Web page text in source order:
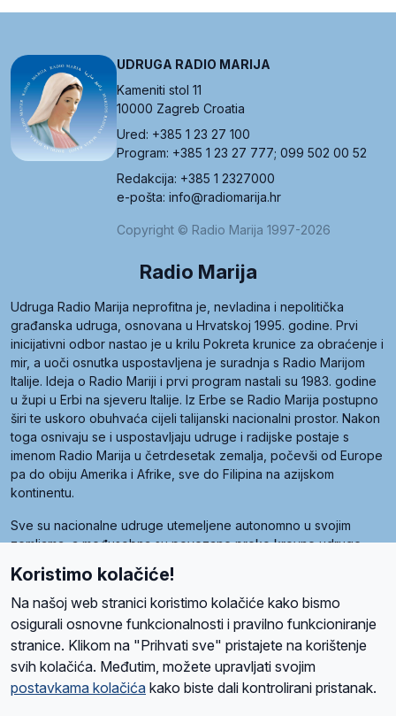
UDRUGA RADIO MARIJA
Kameniti stol 11
10000 Zagreb Croatia
Ured: +385 1 23 27 100
Program: +385 1 23 27 777; 099 502 00 52
Redakcija: +385 1 2327000
e-pošta: info@radiomarija.hr
Copyright © Radio Marija 1997-2026
Radio Marija
Udruga Radio Marija neprofitna je, nevladina i nepolitička
građanska udruga, osnovana u Hrvatskoj 1995. godine. Prvi
inicijativni odbor nastao je u krilu Pokreta krunice za obraćenje i
mir, a uoči osnutka uspostavljena je suradnja s Radio Marijom
Italije. Ideja o Radio Mariji i prvi program nastali su 1983. godine
u župi u Erbi na sjeveru Italije. Iz Erbe se Radio Marija postupno
širi te uskoro obuhvaća cijeli talijanski nacionalni prostor. Nakon
toga osnivaju se i uspostavljaju udruge i radijske postaje s
imenom Radio Marija u četrdesetak zemalja, počevši od Europe
pa do obiju Amerika i Afrike, sve do Filipina na azijskom
kontinentu.
Sve su nacionalne udruge utemeljene autonomno u svojim
zemljama, a međusobna su povezane preko krovne udruge
pod nazivom Svjetska obitelj Radio Marije (World Family of
Radio Maria). Svjetsku obitelj utemeljilo je sedam članica, među
kojima je i hrvatska Udruga Radio Marija.
O namaRadio ProgramVolonteriPrijateljiKontaktPravila privatnosti
Koristimo kolačiće!
Na našoj web stranici koristimo kolačiće kako bismo
osigurali osnovne funkcionalnosti i pravilno funkcioniranje
stranice. Klikom na "Prihvati sve" pristajete na korištenje
svih kolačića. Međutim, možete upravljati svojim
postavkama kolačića kako biste dali kontrolirani pristanak.